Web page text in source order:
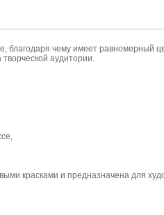
благодаря чему имеет равномерный
аудитории.
красками и предназначена для